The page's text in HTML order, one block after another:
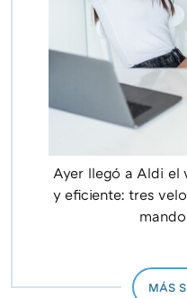
Ayer llegó a Aldi el
y eficiente: tres
MÁS